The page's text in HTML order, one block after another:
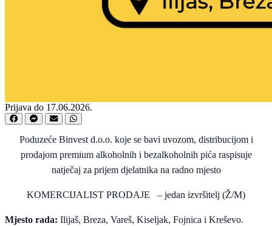
Prijava do 17.06.2026.
Poduzeće Binvest d.o.o. koje se bavi uvozom, distribucijom i
prodajom premium alkoholnih i bezalkoholnih pića raspisuje
natječaj za prijem djelatnika na radno mjesto
KOMERCIJALIST PRODAJE – jedan izvršitelj (Ž/M)
Mjesto rada: Ilijaš, Breza, Vareš, Kiseljak, Fojnica i Kreševo.